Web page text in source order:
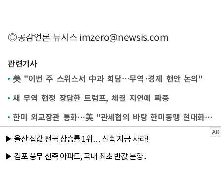
◎공감언론 뉴시스imzero@newsis.com
관련기사
美 "이번 주 스위스서 中과 회담…무역·경제 현안 논의"
새 무역 협정 장담한 트럼프, 체결 지연에 짜증
한미 외교장관 통화…美 "관세협의 바탕 한미동맹 현대화"(종합)